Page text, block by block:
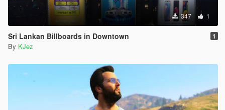
347 1
Sri Lankan Billboards in Downtown 1
By KJez